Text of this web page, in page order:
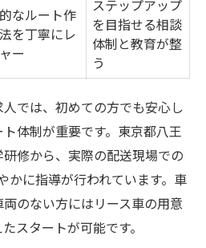
なルート作
を丁寧にレ
ー
ステップアップ
を目指せる相談
体制と教育が整
う
では、初めての方でも安心し
体制が重要です。東京都八王
修から、実際の配送現場での
かに指導が行われています。車
のない方にはリース車の用意
スタートが可能です。